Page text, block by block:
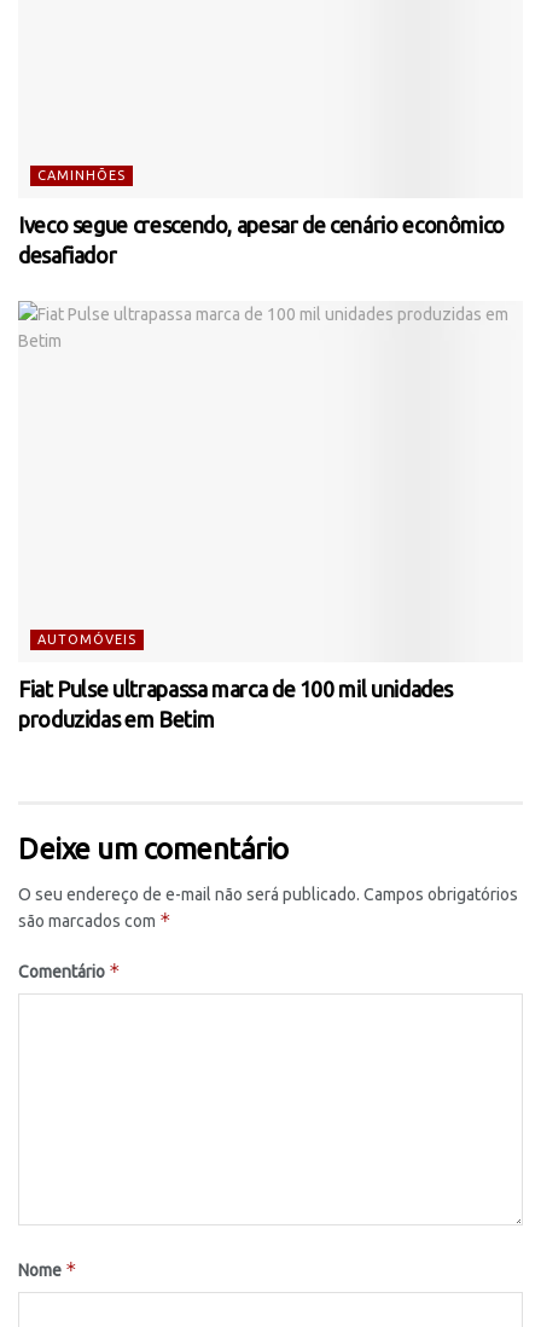
CAMINHÕES
Iveco segue crescendo, apesar de cenário econômico
desafiador
AUTOMÓVEIS
Fiat Pulse ultrapassa marca de 100 mil unidades
produzidas em Betim
Deixe um comentário
O seu endereço de e-mail não será publicado. Campos obrigatórios
são marcados com *
Comentário *
Nome *